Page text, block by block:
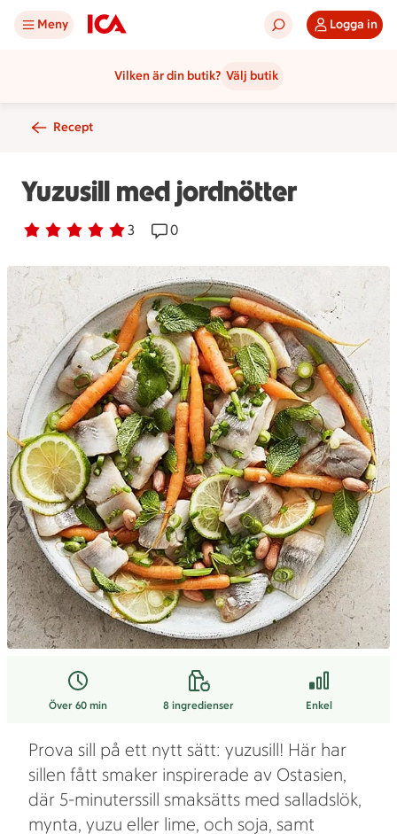
Meny Logga in
Vilken är din butik? Välj butik
Recept
Yuzusill med jordnötter
Betyg 5 av 5. 3
3 personer har röstatReceptet har 0 kommentarer
0
Över 60 min 8 ingredienser Enkel
Prova sill på ett nytt sätt: yuzusill! Här har
sillen fått smaker inspirerade av Ostasien,
där 5-minuterssill smaksätts med salladslök,
mynta, yuzu eller lime, och soja, samt